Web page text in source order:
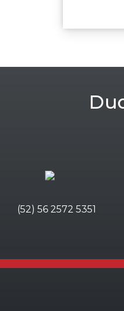
(52) 56 2572 5351